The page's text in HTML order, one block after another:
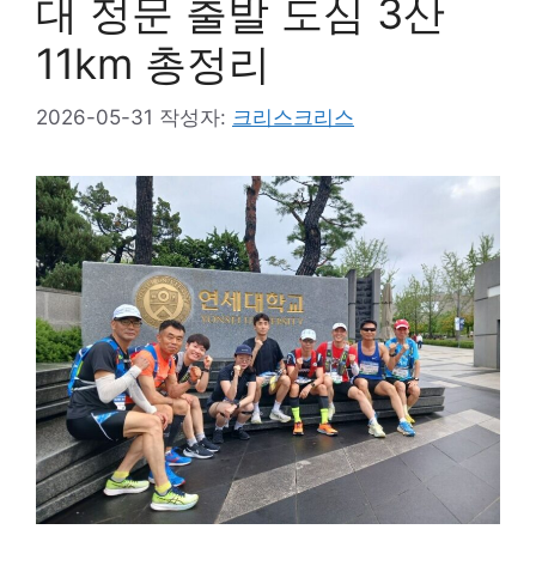
대 정문 출발 도심 3산
11km 총정리
2026-05-31 작성자: 크리스크리스